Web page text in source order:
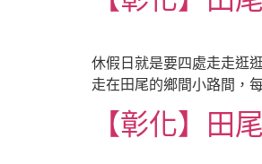
休假日就是要四處走走逛
走在田尾的鄉間小路間，
【彰化】田